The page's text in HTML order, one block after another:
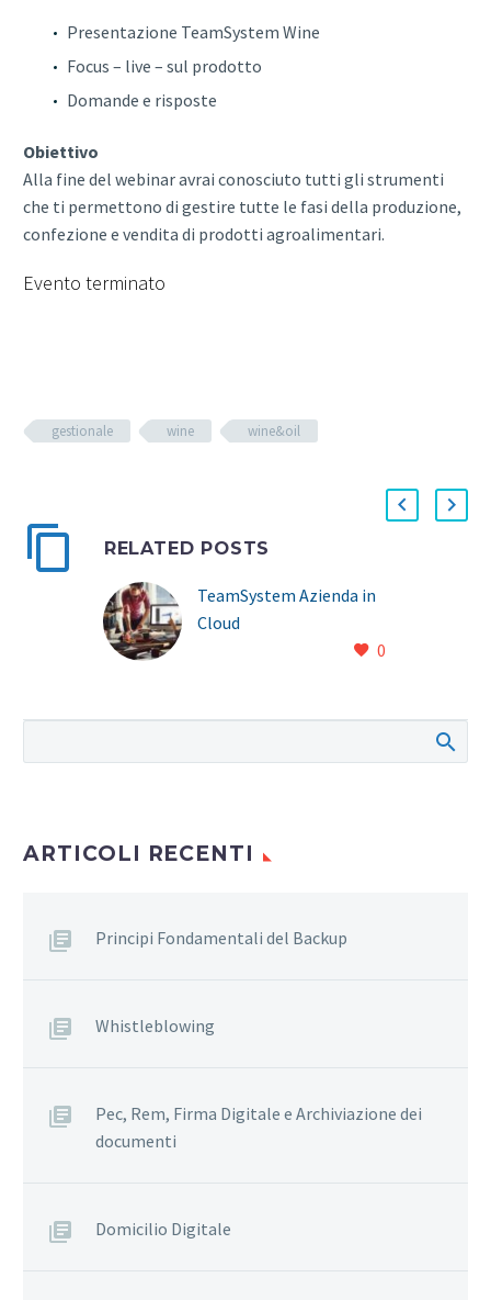
Presentazione TeamSystem Wine
Focus – live – sul prodotto
Domande e risposte
Obiettivo
Alla fine del webinar avrai conosciuto tutti gli strumenti
che ti permettono di gestire tutte le fasi della produzione,
confezione e vendita di prodotti agroalimentari.
Evento terminato
gestionale wine wine&oil
RELATED POSTS
TeamSystem Azienda in
Cloud
0
ARTICOLI RECENTI
Principi Fondamentali del Backup
Whistleblowing
Pec, Rem, Firma Digitale e Archiviazione dei
documenti
Domicilio Digitale